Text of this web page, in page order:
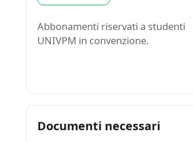
Abbonamenti riservati a studenti
UNIVPM in convenzione.
Documenti necessari